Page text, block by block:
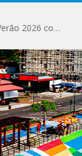
São Miguel do Guamá encerra os Jogos de Verão 2026 com sucesso de público e competições.